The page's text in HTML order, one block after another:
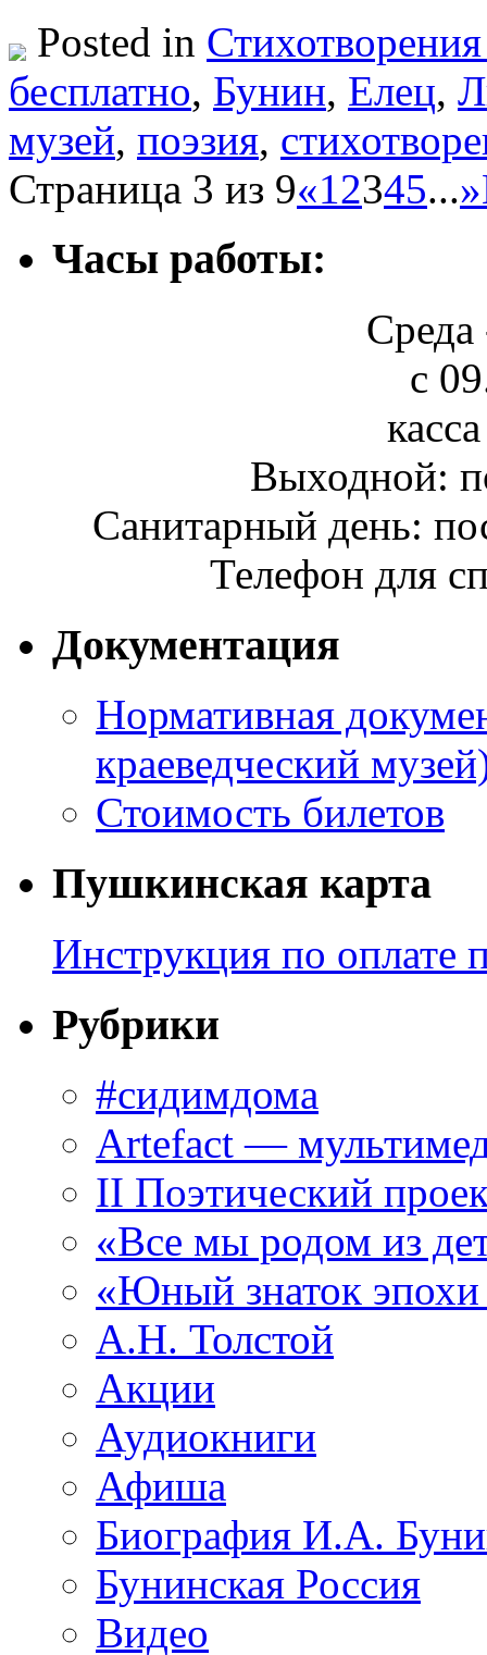
Posted in
бесплатно, Бунин, Елец,
музей, поэзия,
Страница 3 из 9«1 2345...»
Часы работы:
Среда
с
Выходной:
Санитарный день:
Телефон для
Документация
Нормативная
краеведческий
Стоимость билетов
Пушкинская карта
Инструкция по оплате
Рубрики
#сидимдома
Artefact —
II Поэтический
«Все мы родом из
«Юный знаток
А.Н. Толстой
Акции
Аудиокниги
Афиша
Биография И.А.
Бунинская Россия
Видео